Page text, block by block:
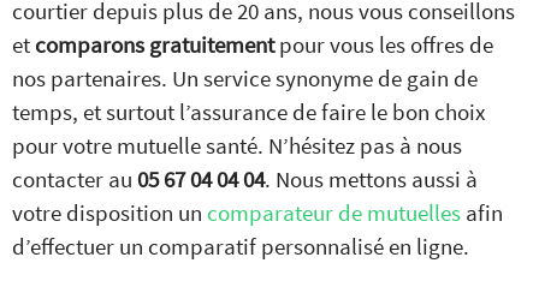
courtier depuis plus de 20 ans, nous vous conseillons
et comparons gratuitementpour vous les offres de
nos partenaires. Un service synonyme de gain de
temps, et surtout l’assurance de faire le bon choix
pour votre mutuelle santé. N’hésitez pas à nous
contacter au 05 67 04 04 04. Nous mettons aussi à
votre disposition un comparateur de mutuelles afin
d’effectuer un comparatif personnalisé en ligne.